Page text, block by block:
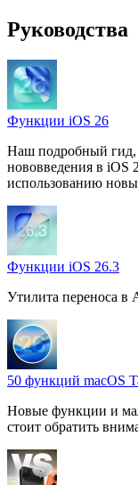
Руководства
Функции iOS 26
Наш подробный гид,
нововведения в iOS
использованию
Функции iOS 26.3
Утилита переноса в
50 функций macOS
Новые функции и
стоит обратить